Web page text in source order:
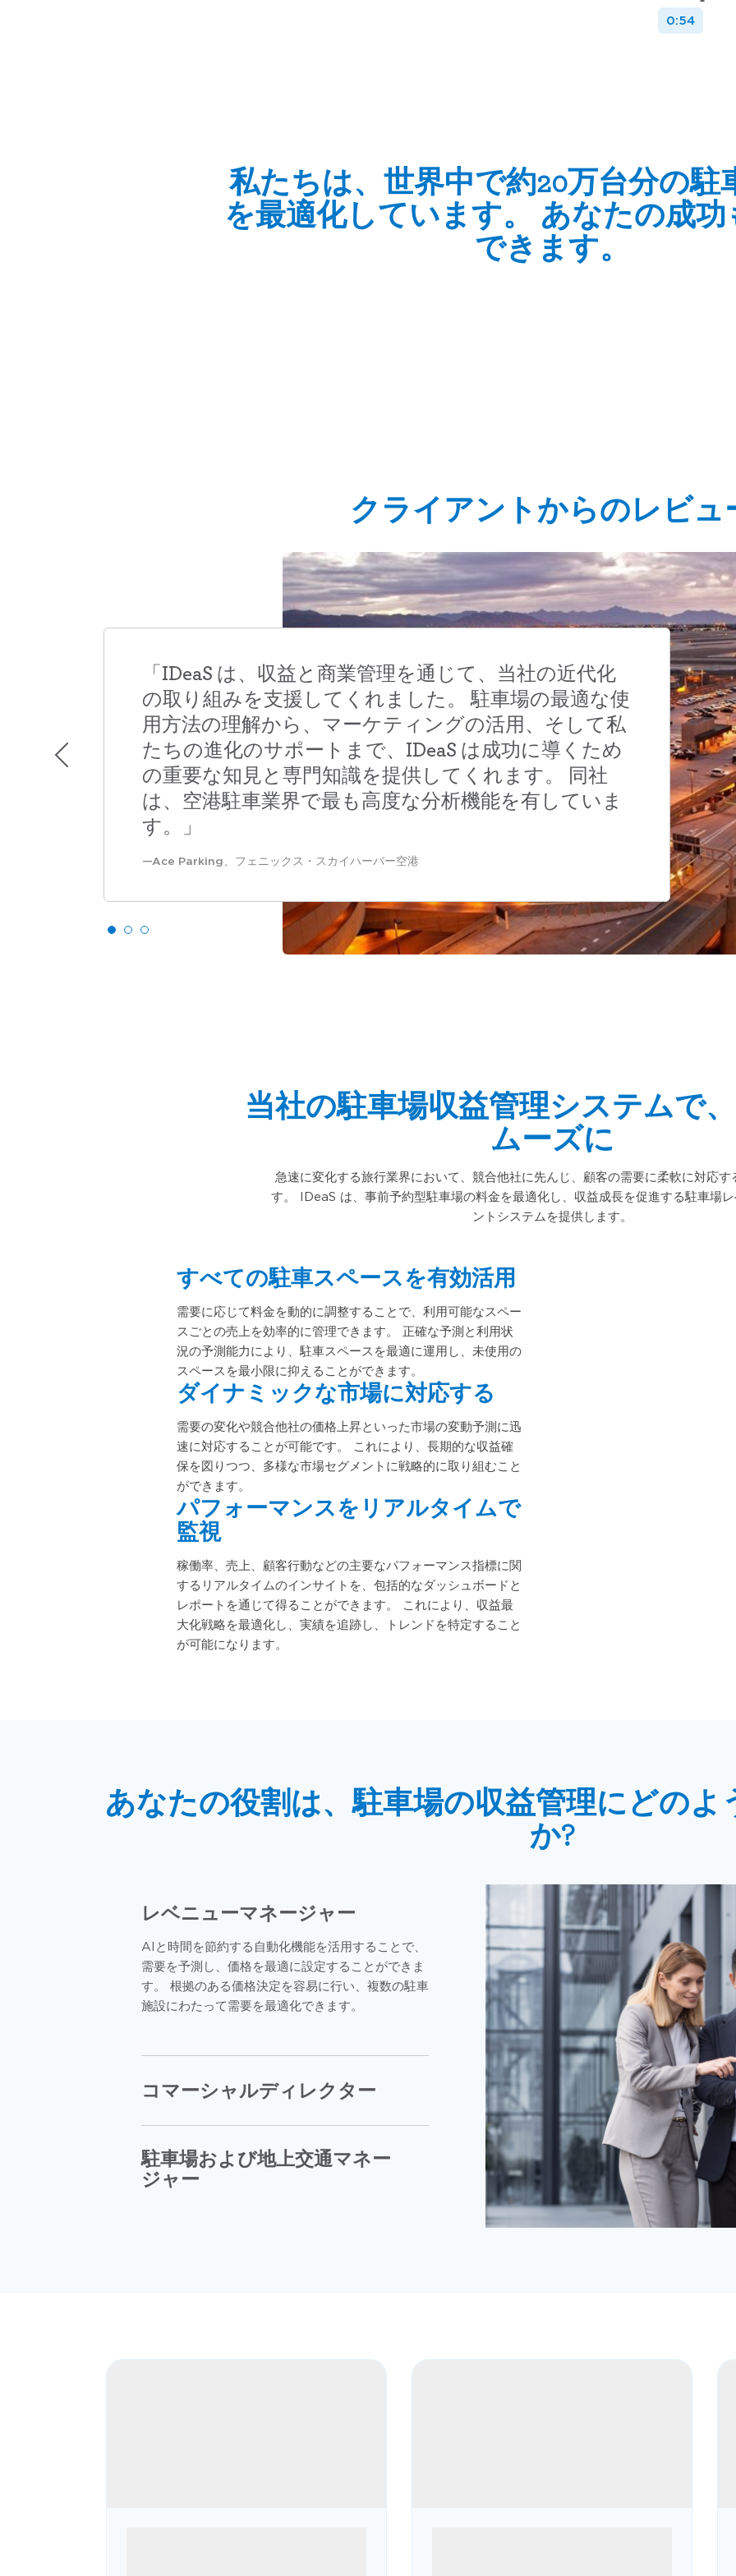
0:54
私たちは、世界中で約20万台分の駐
を最適化しています。 あなたの成
できます。
クライアントからのレビュ
「IDeaS は、収益と商業管理を通じて、当社の近代化
の取り組みを支援してくれました。 駐車場の最適な使
用方法の理解から、マーケティングの活用、そして私
たちの進化のサポートまで、IDeaS は成功に導くため
の重要な知見と専門知識を提供してくれます。 同社
は、空港駐車業界で最も高度な分析機能を有していま
す。」
Ace Parking、フェニックス・スカイハーバー空港
当社の駐車場収益管理システムで
ムーズに
急速に変化する旅行業界において、競合他社に先んじ、顧客の需要に柔軟に対応す
す。 IDeaS は、事前予約型駐車場の料金を最適化し、収益成長を促進する駐車場
ントシステムを提供します。
すべての駐車スペースを有効活用
需要に応じて料金を動的に調整することで、利用可能なスペー
スごとの売上を効率的に管理できます。 正確な予測と利用状
況の予測能力により、駐車スペースを最適に運用し、未使用の
スペースを最小限に抑えることができます。
ダイナミックな市場に対応する
需要の変化や競合他社の価格上昇といった市場の変動予測に迅
速に対応することが可能です。 これにより、長期的な収益確
保を図りつつ、多様な市場セグメントに戦略的に取り組むこと
ができます。
パフォーマンスをリアルタイムで
監視
稼働率、売上、顧客行動などの主要なパフォーマンス指標に関
するリアルタイムのインサイトを、包括的なダッシュボードと
レポートを通じて得ることができます。 これにより、収益最
大化戦略を最適化し、実績を追跡し、トレンドを特定すること
が可能になります。
あなたの役割は、駐車場の収益管理にどのよ
か?
レベニューマネージャー
AIと時間を節約する自動化機能を活用することで、
需要を予測し、価格を最適に設定することができま
す。 根拠のある価格決定を容易に行い、複数の駐車
施設にわたって需要を最適化できます。
コマーシャルディレクター
駐車場および地上交通マネー
ジャー